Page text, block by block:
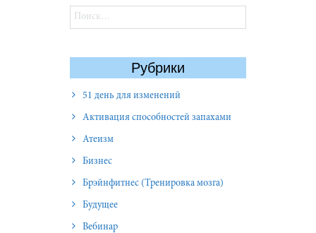
Найти:
Рубрики
51 день для изменений
Активация способностей запахами
Атеизм
Бизнес
Брэйнфитнес (Тренировка мозга)
Будущее
Вебинар